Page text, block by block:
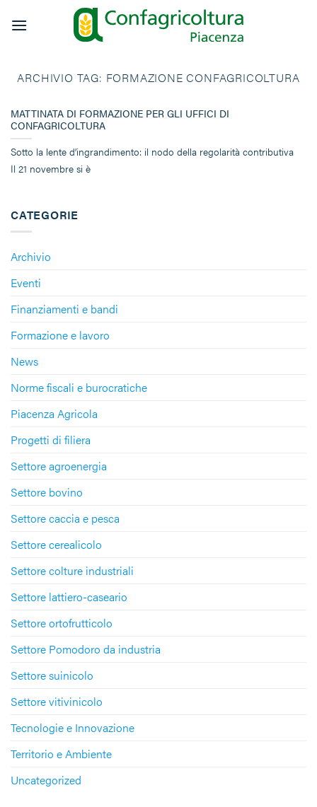
ARCHIVIO TAG: FORMAZIONE CONFAGRICOLTURA
CATEGORIE
Archivio
Eventi
Finanziamenti e bandi
Formazione e lavoro
News
Norme fiscali e burocratiche
Piacenza Agricola
Progetti di filiera
Settore agroenergia
Settore bovino
Settore caccia e pesca
Settore cerealicolo
Settore colture industriali
Settore lattiero-caseario
Settore ortofrutticolo
Settore Pomodoro da industria
Settore suinicolo
Settore vitivinicolo
Tecnologie e Innovazione
Territorio e Ambiente
Uncategorized
MATTINATA DI FORMAZIONE PER GLI UFFICI DI
CONFAGRICOLTURA
Sotto la lente d’ingrandimento: il nodo della regolarità contributiva
Il 21 novembre si è